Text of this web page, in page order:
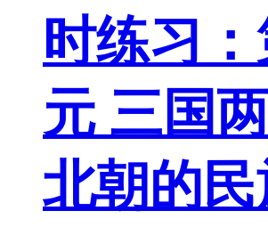
时练习
元 三国
北朝的